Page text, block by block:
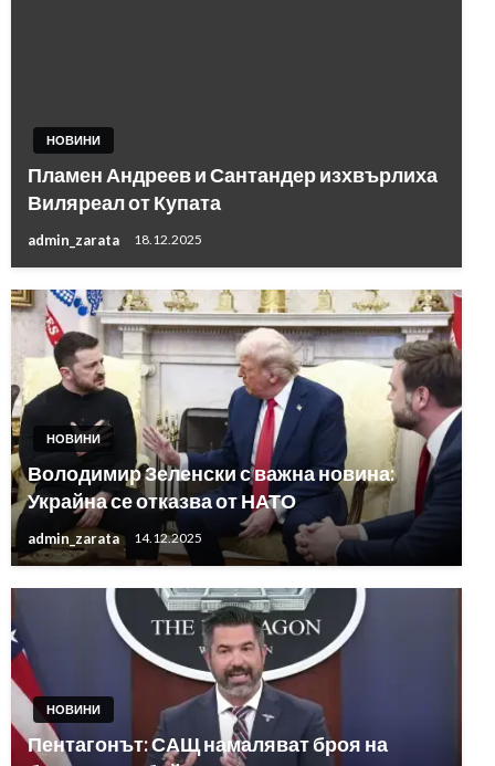
НОВИНИ
Пламен Андреев и Сантандер изхвърлиха
Виляреал от Купата
admin_zarata 18.12.2025
НОВИНИ
Володимир Зеленски с важна новина:
Украйна се отказва от НАТО
admin_zarata 14.12.2025
НОВИНИ
Пентагонът: САЩ намаляват броя на